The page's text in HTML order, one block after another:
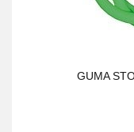
GUMA